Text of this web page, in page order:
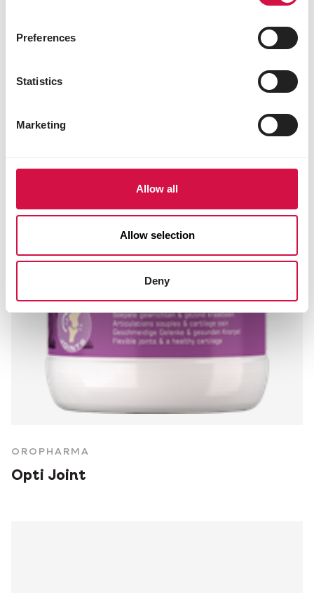
Preferences
Statistics
Marketing
Allow all
Allow selection
Deny
Opti Digest
OROPHARMA
Opti Joint